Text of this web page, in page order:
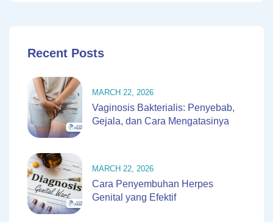
Recent Posts
MARCH 22, 2026
Vaginosis Bakterialis: Penyebab,
Gejala, dan Cara Mengatasinya
MARCH 22, 2026
Cara Penyembuhan Herpes
Genital yang Efektif